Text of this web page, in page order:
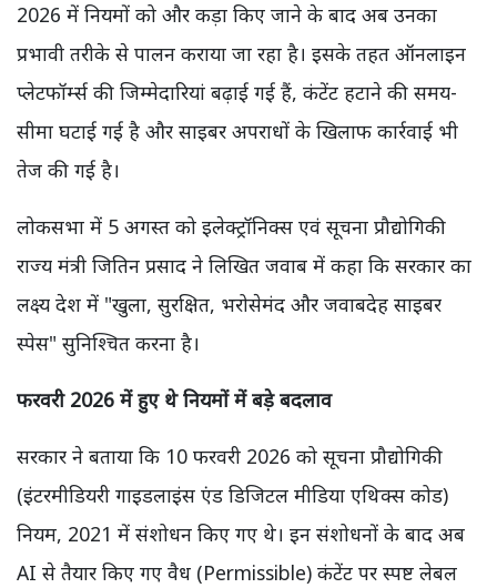
2026 में नियमों को और कड़ा किए जाने के बाद अब उनका
प्रभावी तरीके से पालन कराया जा रहा है। इसके तहत ऑनलाइन
प्लेटफॉर्म्स की जिम्मेदारियां बढ़ाई गई हैं, कंटेंट हटाने की समय-
सीमा घटाई गई है और साइबर अपराधों के खिलाफ कार्रवाई भी
तेज की गई है।
लोकसभा में 5 अगस्त को इलेक्ट्रॉनिक्स एवं सूचना प्रौद्योगिकी
राज्य मंत्री जितिन प्रसाद ने लिखित जवाब में कहा कि सरकार का
लक्ष्य देश में "खुला, सुरक्षित, भरोसेमंद और जवाबदेह साइबर
स्पेस" सुनिश्चित करना है।
फरवरी 2026 में हुए थे नियमों में बड़े बदलाव
सरकार ने बताया कि 10 फरवरी 2026 को सूचना प्रौद्योगिकी
(इंटरमीडियरी गाइडलाइंस एंड डिजिटल मीडिया एथिक्स कोड)
नियम, 2021 में संशोधन किए गए थे। इन संशोधनों के बाद अब
AI से तैयार किए गए वैध (Permissible) कंटेंट पर स्पष्ट लेबल